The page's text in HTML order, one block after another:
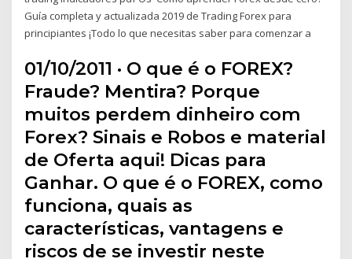
Guía completa y actualizada 2019 de Trading Forex para
principiantes ¡Todo lo que necesitas saber para comenzar a
01/10/2011 · O que é o FOREX?
Fraude? Mentira? Porque
muitos perdem dinheiro com
Forex? Sinais e Robos e material
de Oferta aqui! Dicas para
Ganhar. O que é o FOREX, como
funciona, quais as
características, vantagens e
riscos de se investir neste